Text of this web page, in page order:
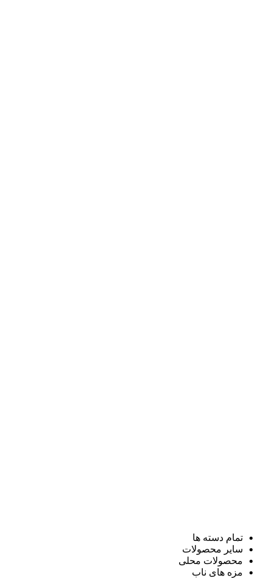
تمام دسته ها
سایر محصولات
محصولات محلی
مزه های ناب